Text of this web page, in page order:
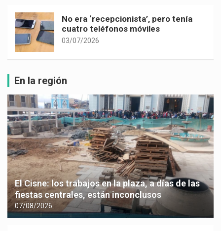
No era ‘recepcionista’, pero tenía
cuatro teléfonos móviles
03/07/2026
En la región
El Cisne: los trabajos en la plaza, a días de las
fiestas centrales, están inconclusos
07/08/2026